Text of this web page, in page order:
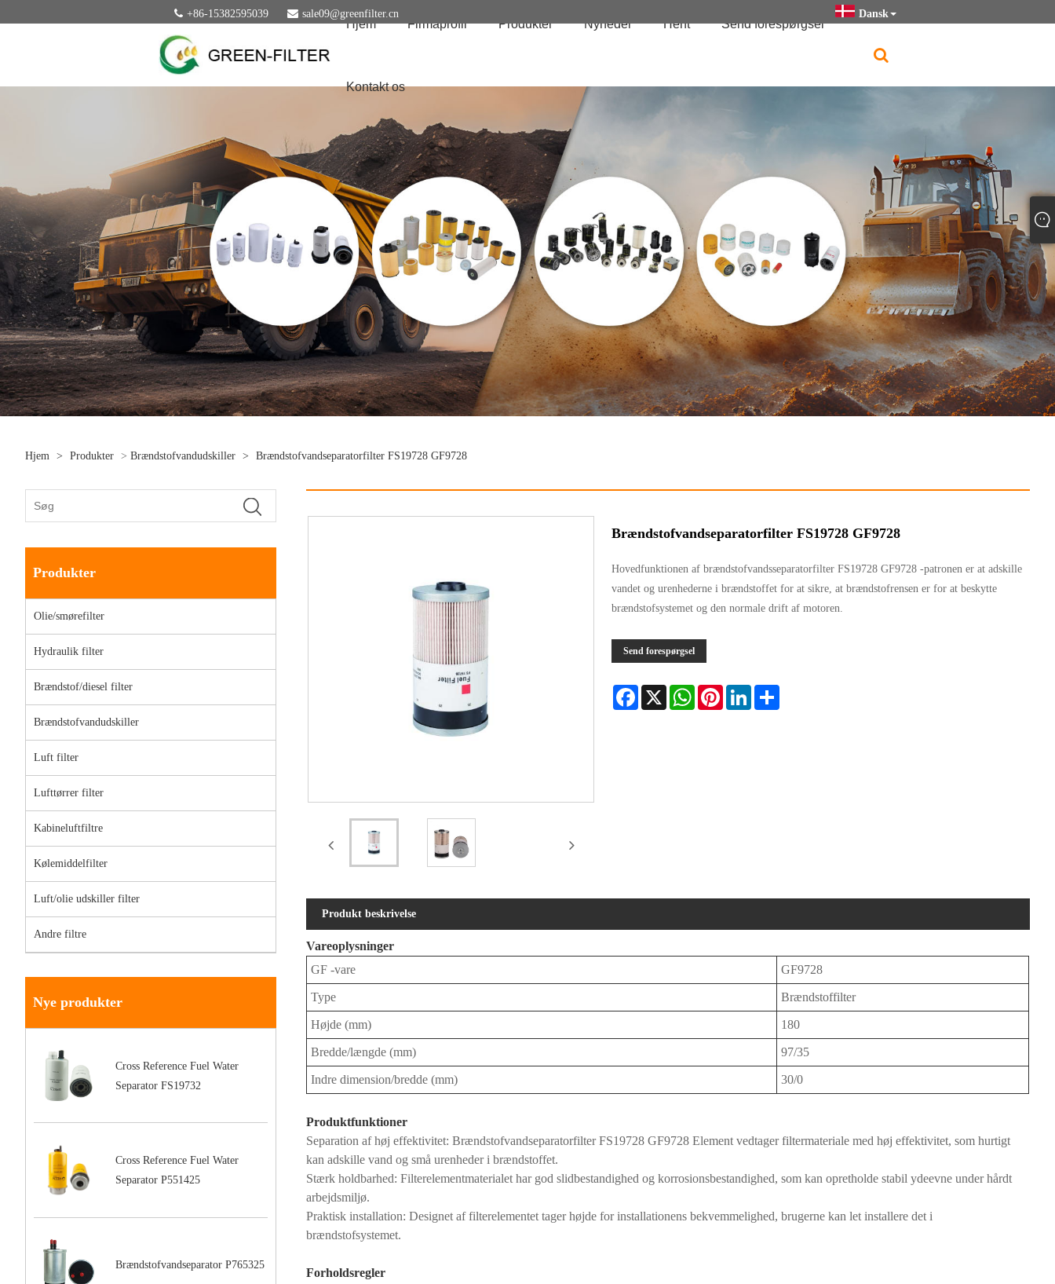
+86-15382595039 sale09@greenfilter.cn Dansk
Hjem Firmaprofil Produkter Nyheder Hent Send forespørgsel
Kontakt os
Hjem > Produkter > Brændstofvandudskiller > Brændstofvandseparatorfilter FS19728 GF9728
Produkter
Olie/smørefilter
Hydraulik filter
Brændstof/diesel filter
Brændstofvandudskiller
Luft filter
Lufttørrer filter
Kabineluftfiltre
Kølemiddelfilter
Luft/olie udskiller filter
Andre filtre
Nye produkter
Cross Reference Fuel Water
Separator FS19732
Cross Reference Fuel Water
Separator P551425
Brændstofvandseparator P765325
Brændstofvandseparatorfilter FS19728 GF9728
Hovedfunktionen af ​​brændstofvandsseparatorfilter FS19728 GF9728 -patronen er at adskille
vandet og urenhederne i brændstoffet for at sikre, at brændstofrensen er for at beskytte
brændstofsystemet og den normale drift af motoren.
Send forespørgsel
Facebook
X WhatsAppPinterestLinkedIn
Produkt beskrivelse
Vareoplysninger
GF -vare
GF9728
Type Brændstoffilter
Højde (mm) 180
Bredde/længde (mm) 97/35
Indre dimension/bredde (mm) 30/0
Produktfunktioner
Separation af høj effektivitet: Brændstofvandseparatorfilter FS19728 GF9728 Element vedtager filtermateriale med høj effektivitet, som hurtigt
kan adskille vand og små urenheder i brændstoffet.
Stærk holdbarhed: Filterelementmaterialet har god slidbestandighed og korrosionsbestandighed, som kan opretholde stabil ydeevne under hårdt
arbejdsmiljø.
Praktisk installation: Designet af filterelementet tager højde for installationens bekvemmelighed, brugerne kan let installere det i
brændstofsystemet.
Forholdsregler